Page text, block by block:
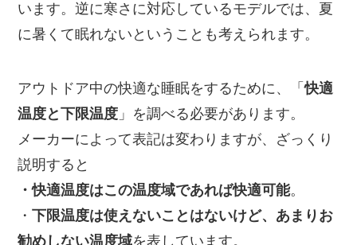
います。逆に寒さに対応しているモデルでは、夏
に暑くて眠れないということも考えられます。
アウトドア中の快適な睡眠をするために、「快適
温度と下限温度 」を調べる必要があります。
メーカーによって表記は変わりますが、ざっくり
説明すると
・快適温度はこの温度域であれば快適可能。
・下限温度は使えないことはないけど、あまりお
勧めしない温度域を表しています。